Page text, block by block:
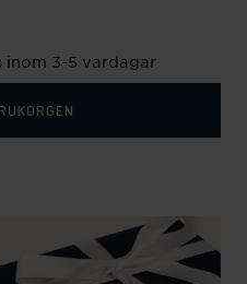
inom 3-5 vardagar